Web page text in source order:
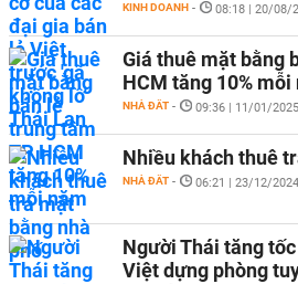
KINH DOANH - 08:18 | 20/08/
Giá thuê mặt bằng
HCM tăng 10% mỗi
NHÀ ĐẤT - 09:36 | 11/01/2025
Nhiều khách thuê
NHÀ ĐẤT - 06:21 | 23/12/2024
Người Thái tăng
Việt dựng phòng